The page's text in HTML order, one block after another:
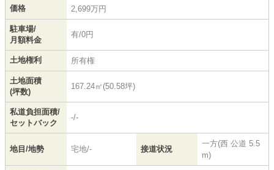
価格 2,699万円
駐車場/
月額料金
有/0円
土地権利 所有権
土地面積
(坪数)
167.24㎡(50.58坪)
私道負担面積/
セットバック
-/-
地目/地勢 宅地/- 接道状況
一方(西 公道 5.5
m)